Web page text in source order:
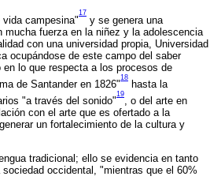
vida campesina"
17
y se genera una
fuerza en la niñez y la adolescencia
con una universidad propia, Universidad
ocupándose de este campo del saber
lo que respecta a los procesos de
de Santander en 1826"
18
hasta la
"a través del sonido"
19
, o del arte en
con el arte que es ofertado a la
un fortalecimiento de la cultura y
tradicional; ello se evidencia en tanto
occidental, "mientras que el 60%